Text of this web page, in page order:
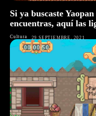
Si ya buscaste
encuentras, aquí las
Cultura 29 SEPTIEMBRE, 2021